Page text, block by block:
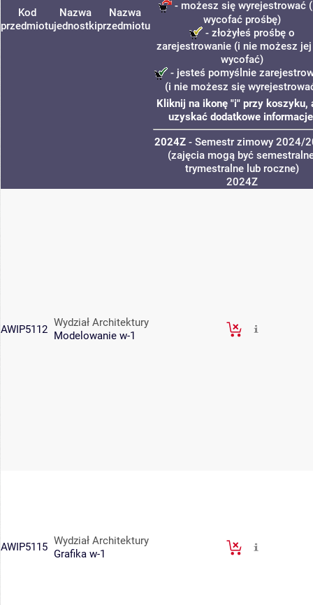
Kod
przedmiotu
Nazwa
jednostki
Nazwa
przedmiotu
- możesz się wyrejestrować
wycofać prośbę)
- złożyłeś prośbę o
zarejestrowanie (i nie możesz
wycofać)
- jesteś pomyślnie
(i nie możesz się
Kliknij na ikonę "i" przy koszyku,
uzyskać dodatkowe
2024Z- Semestr zimowy 2024/
(zajęcia mogą być
trymestralne lub roczne)
2024Z
AWIP5112
Wydział Architektury
Modelowanie w-1
AWIP5115 Wydział Architektury
Grafika w-1